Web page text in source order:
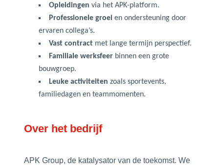
Opleidingen via het APK-platform.
Professionele groeien ondersteuning door
ervaren collega’s.
Vast contractmet lange termijn perspectief.
Familiale werksfeerbinnen een grote
bouwgroep.
Leuke activiteiten zoals sportevents,
familiedagen en teammomenten.
Over het bedrijf
APK Group, de katalysator van de toekomst. We